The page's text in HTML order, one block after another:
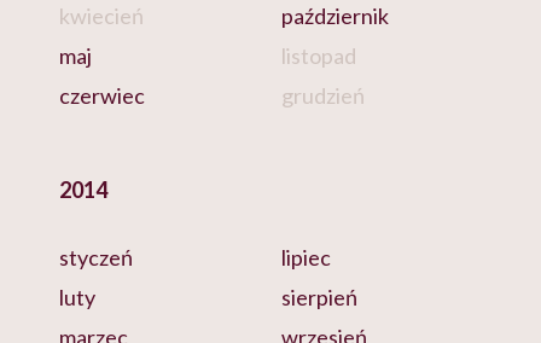
kwiecień
maj
czerwiec
październik
listopad
grudzień
2014
styczeń
luty
marzec
lipiec
sierpień
wrzesień